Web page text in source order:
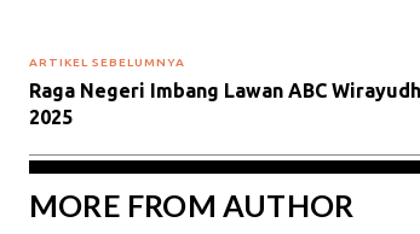
ARTIKEL SEBELUMNYA
Raga Negeri Imbang Lawan ABC
2025
MORE FROM AUTHOR